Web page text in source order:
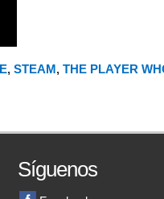
, STEAM, THE PLAYER
Síguenos